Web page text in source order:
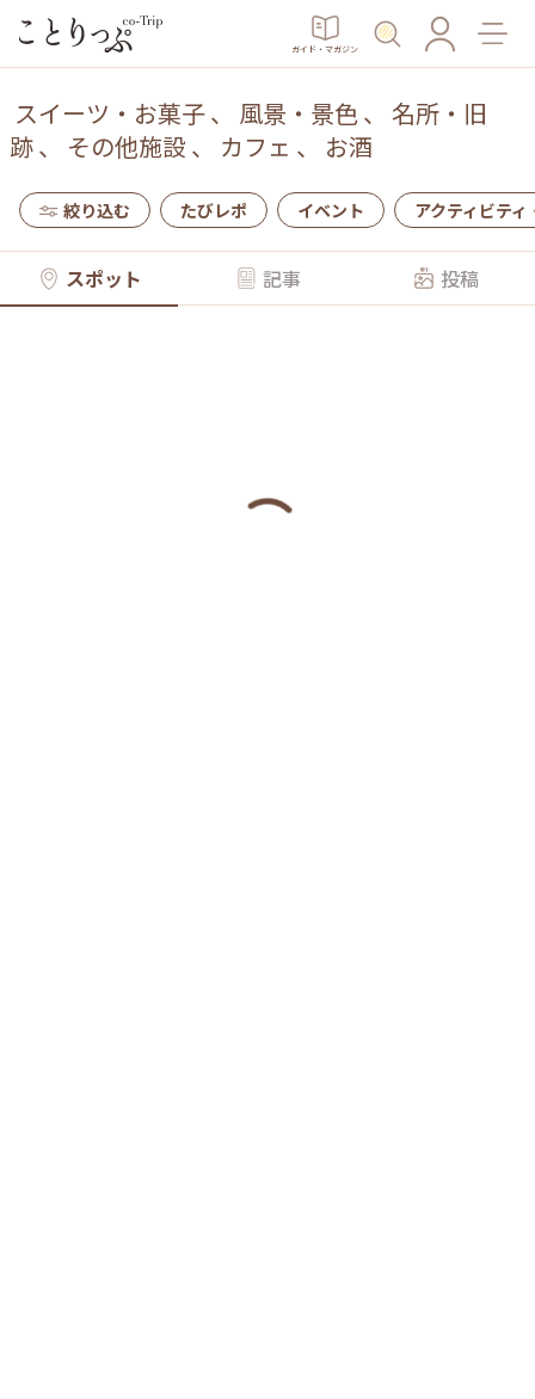
ガイド・マガジン
スイーツ・お菓子、 風景・景色、 名所・旧
跡、 その他施設、 カフェ 、 お酒
絞り込む たびレポ イベント アクティビティ
スポット 記事 投稿